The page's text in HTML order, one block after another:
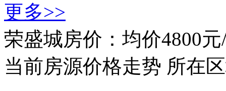
更多>>
荣盛城房价：均价4800
当前房源价格走势 所在